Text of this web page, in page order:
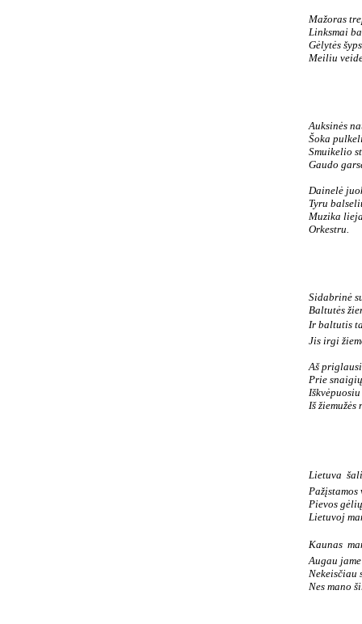
Mažoras
Linksmai
Gėlytės
Meiliu
Auksinės
Šoka
Smuikelio
Gaudo
Dainelė
Tyru
Muzika
Orkestru.
Sidabrinė
Baltutės
Ir baltutis
Jis irgi
Aš
Prie
Iš žiemužės
Lietuva 
Pažįstamos
Pievos
Lietuvoj
Kaunas 
Augau
Nekeisčiau
Nes mano